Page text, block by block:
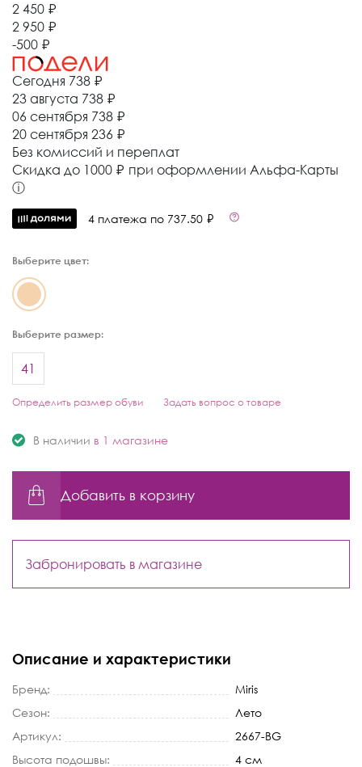
2 450 ₽
2 950 ₽
-500 ₽
Сегодня 738 ₽
23 августа 738 ₽
06 сентября 738 ₽
20 сентября 236 ₽
Без комиссий и переплат
Cкидка до 1000 ₽ при оформлении Альфа-Карты
ⓘ
4 платежа по 737.50 ₽
Выберите цвет:
Выберите размер:
41
Определить размер обуви Задать вопрос о товаре
В наличии в 1 магазине
Добавить в корзину
Забронировать в магазине
Описание и характеристики
Бренд:
Miris
Сезон:
Лето
Артикул:
2667-BG
Высота подошвы:
4 см